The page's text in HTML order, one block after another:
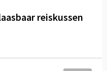
reiskussen